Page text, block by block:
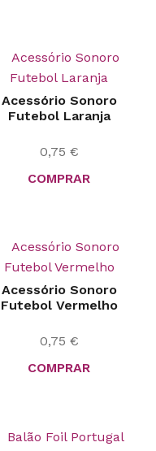
Acessório Sonoro
Futebol Laranja
0,75 €
COMPRAR
Acessório Sonoro
Futebol Vermelho
0,75 €
COMPRAR